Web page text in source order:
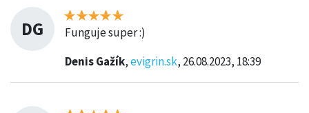
DG
Funguje super :)
Denis Gažík,evigrin.sk, 26.08.2023, 18:39